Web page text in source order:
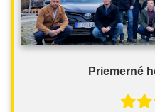
Priemerné